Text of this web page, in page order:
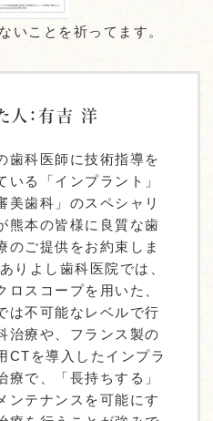
いことを祈ってます。
人：有吉 洋
歯科医師に技術指導を
いる「インプラント」
美歯科」のスペシャリ
熊本の皆様に良質な歯
のご提供をお約束しま
りよし歯科医院では、
ロスコープを用いた、
は不可能なレベルで行
治療や、フランス製の
CTを導入したインプラ
療で、「長持ちする」
ンテナンスを可能にす